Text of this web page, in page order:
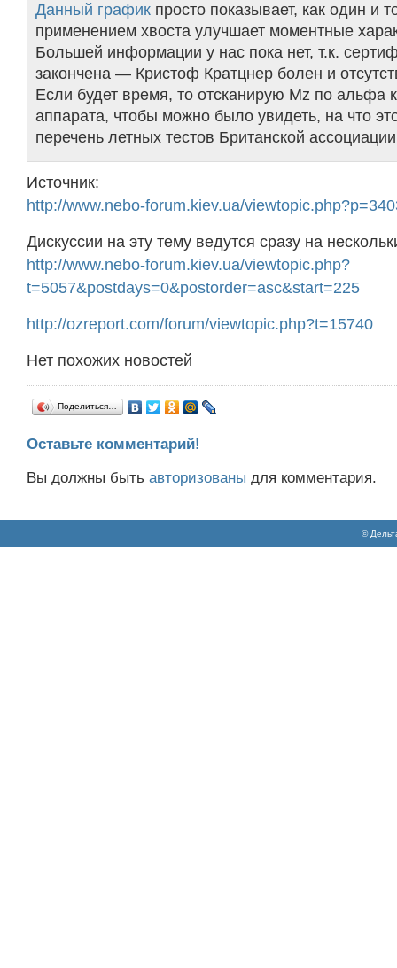
Данный график просто показывает, как один и
применением хвоста улучшает моментные
Большей информации у нас пока нет, т.к.
закончена — Кристоф Кратцнер болен и
Если будет время, то отсканирую Mz по альфа
аппарата, чтобы можно было увидеть, на что
перечень летных тестов Британской
Источник:
http://www.nebo-forum.kiev.ua/
Дискуссии на эту тему ведутся сразу на
http://www.nebo-forum.kiev.ua/viewtopic.php?
t=5057&postdays=0&postorder=asc&start=225
http://ozreport.com/forum/viewtopic.php?t=15740
Нет похожих новостей
Поделиться…
Оставьте комментарий!
Вы должны быть авторизованы для комментария.
©